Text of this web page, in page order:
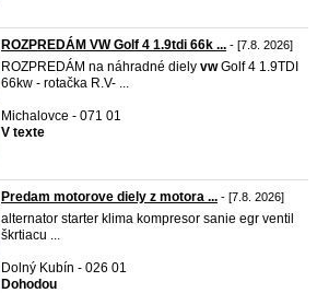
ROZPREDÁM VW Golf 4 1.9tdi 66k ... - [7.8. 2026]
ROZPREDÁM na náhradné diely vwGolf 4 1.9TDI
66kw - rotačka R.V- ...
Michalovce - 071 01
V texte
Predam motorove diely z motora ... - [7.8. 2026]
alternator starter klima kompresor sanie egr ventil
škrtiacu ...
Dolný Kubín - 026 01
Dohodou